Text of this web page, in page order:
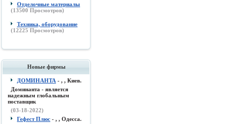
Отделочные материалы
(13500 Просмотров)
Техника, оборудование
(12225 Просмотров)
Новые фирмы
ДОМИНАНТА - , , Киев.
Доминанта - является
надежным глобальным
поставщик
(03-18-2022)
Гефест Плюс - , , Одесса.